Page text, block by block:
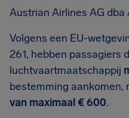
Austrian Airlines AG dba
Volgens een EU-
261, hebben passagiers
luchtvaartmaatschappij
bestemming aankomen,
van maximaal € 600.